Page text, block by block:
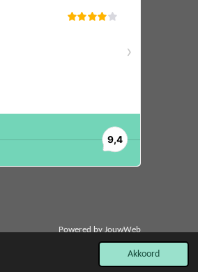
Akkoord
Powered by JouwWeb